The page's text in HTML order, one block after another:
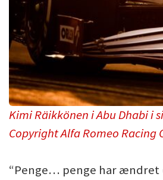
Kimi Räikkönen i Abu Dhabi i
Copyright Alfa Romeo Racing
“Penge… penge har ændret